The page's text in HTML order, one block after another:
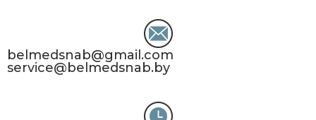
belmedsnab@gmail.com
service@belmedsnab.by